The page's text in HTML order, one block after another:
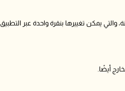
والتي يمكن تغييرها بنقرة واحدة عبر التطبيق.
أيضًا.